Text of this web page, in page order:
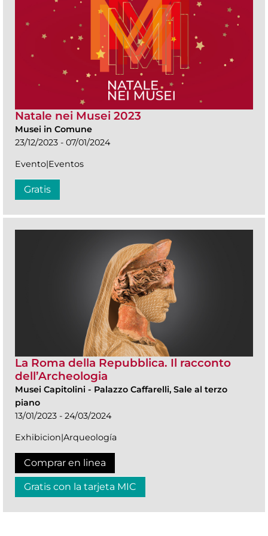
Natale nei Musei 2023
Musei in Comune
23/12/2023 - 07/01/2024
Evento|Eventos
Gratis
La Roma della Repubblica. Il racconto
dell’Archeologia
Musei Capitolini - Palazzo Caffarelli, Sale al terzo
piano
13/01/2023 - 24/03/2024
Exhibicion|Arqueología
Comprar en linea
Gratis con la tarjeta MIC